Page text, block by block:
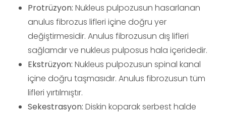
Protrüzyon: Nukleus pulpozusun hasarlanan
anulus fibrozus lifleri içine doğru yer
değiştirmesidir. Anulus fibrozusun dış lifleri
sağlamdır ve nukleus pulposus hala içeridedir.
Ekstrüzyon: Nukleus pulpozusun spinal kanal
içine doğru taşmasıdır. Anulus fibrozusun tüm
lifleri yırtılmıştır.
Sekestrasyon: Diskin koparak serbest halde